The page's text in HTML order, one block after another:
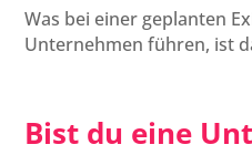
Was bei einer geplanten
Unternehmen führen, ist
Bist du eine